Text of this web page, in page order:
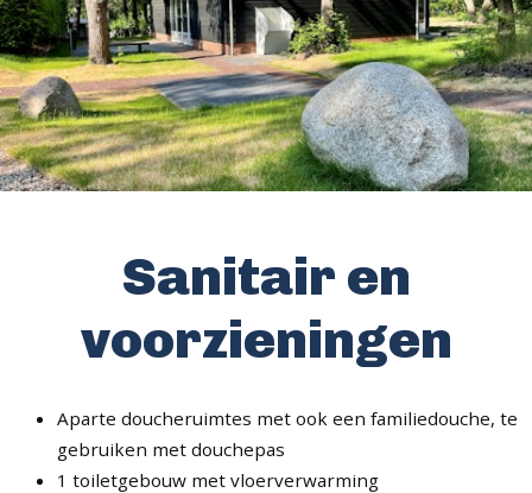
Sanitair en
voorzieningen
Aparte doucheruimtes met ook een familiedouche, te
gebruiken met douchepas
1 toiletgebouw met vloerverwarming